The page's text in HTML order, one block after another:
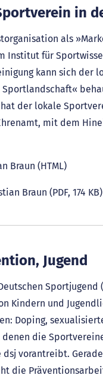
in
als
Institut für
kann sich der
der lokale
mit dem
Braun (HTML)
Braun (PDF, 174 KB)
Jugend
Kindern und
Doping,
die
vorantreibt.
die